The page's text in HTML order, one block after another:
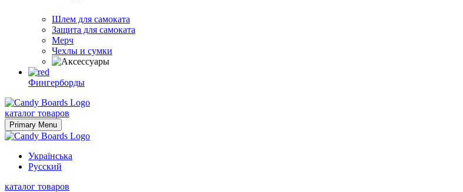
Шлем для самоката
Защита для самоката
Мерч
Чехлы и сумки
Фингерборды
Skip
to
content
каталог товаров
Primary Menu
Українська
Русский
каталог товаров